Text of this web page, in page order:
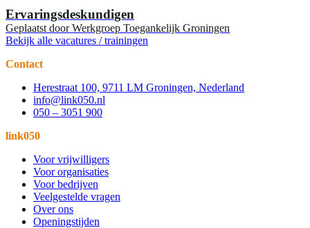
Ervaringsdeskundigen
Geplaatst door Werkgroep Toegankelijk Groningen
Bekijk alle vacatures / trainingen
Contact
Herestraat 100, 9711 LM Groningen, Nederland
info@link050.nl
050 – 3051 900
link050
Voor vrijwilligers
Voor organisaties
Voor bedrijven
Veelgestelde vragen
Over ons
Openingstijden